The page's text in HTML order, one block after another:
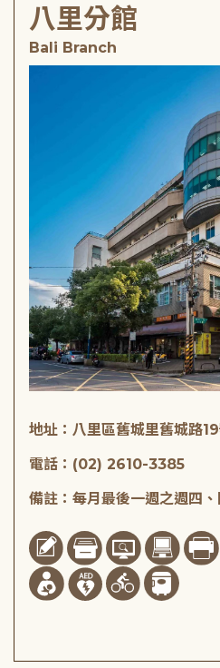
八里分館
Bali Branch
地址：八里區舊城里舊城路
電話：(02) 2610-3385
備註：每月最後一週之週四